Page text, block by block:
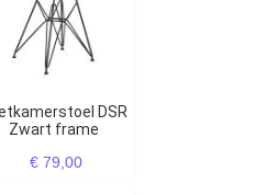
Zwart frame
€ 79,00